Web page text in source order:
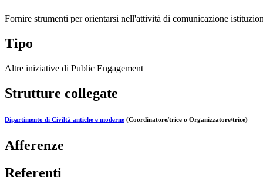
Fornire strumenti per orientarsi nell'attività di comunicazione
Tipo
Altre iniziative di Public Engagement
Strutture collegate
Dipartimento di Civiltà antiche e moderne (Coordinatore/trice o Organizzatore/trice)
Afferenze
Referenti